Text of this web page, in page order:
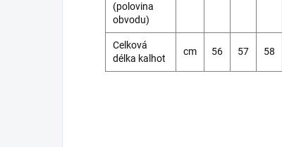
(polovina
obvodu)
Celková
délka kalhot
cm 56 57 58